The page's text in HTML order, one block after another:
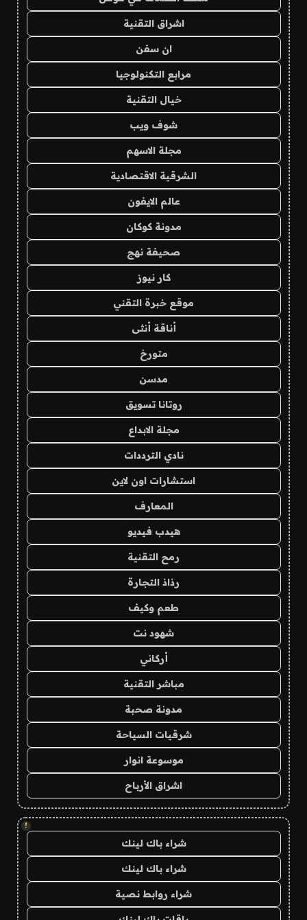
اشراق التقنية
ان سفن
مرابع التكنولوجيا
خيال التقنية
شوف ويب
مجلة الاسهم
الشرقية الاقتصادية
عالم الايفون
مدونة كوكان
صحيفة نهج
كار نيوز
موقع خبرة التقني
أناقة أنثى
متورخ
مدسن
روتانا تسويق
مجلة الابداع
نادي الترددات
استشارات اون لاين
المعارف
هيدب فيديو
رمح التقنية
رذاذ التجارة
طعم وكيف
شهود نت
أركاني
مباشر التقنية
مدونة صحبة
شرقيات السياحة
موسوعة انوار
اشراق الأرباح
!
شراء باك لينك
شراء باك لينك
شراء روابط نصية